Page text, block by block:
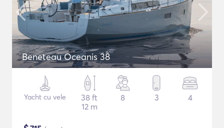
Beneteau Oceanis 38
Yacht cu vele
38 ft
12 m
8 3 4